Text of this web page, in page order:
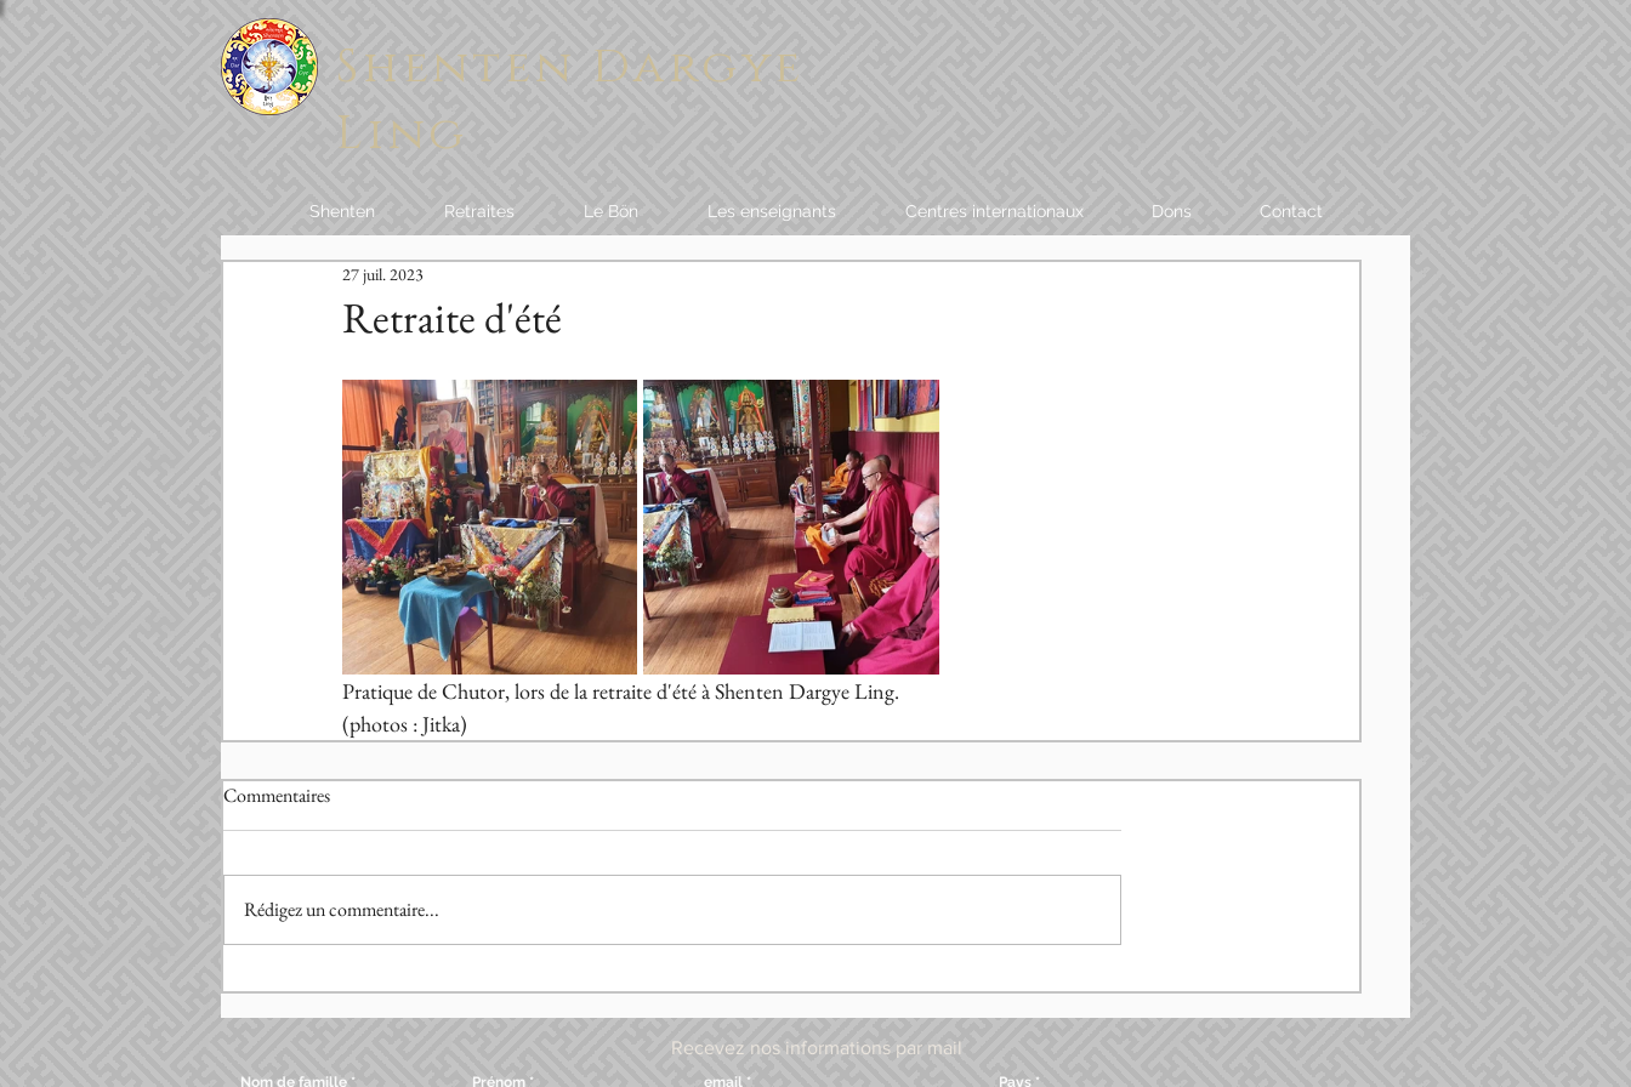
Shenten Dargye
Ling
Shenten Retraites Le Bön Les enseignants Centres internationaux Dons Contact
Retraite d'été
27 juil. 2023
Pratique de Chutor, lors de la retraite d'été à Shenten Dargye Ling.
(photos : Jitka)
Commentaires
Rédigez un commentaire...
Recevez nos informations par mail
Nom de famille Prénom email Pays